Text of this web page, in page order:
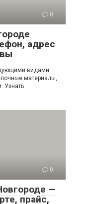
0
адрес
видами
материалы,
Узнать
0
—
прайс,